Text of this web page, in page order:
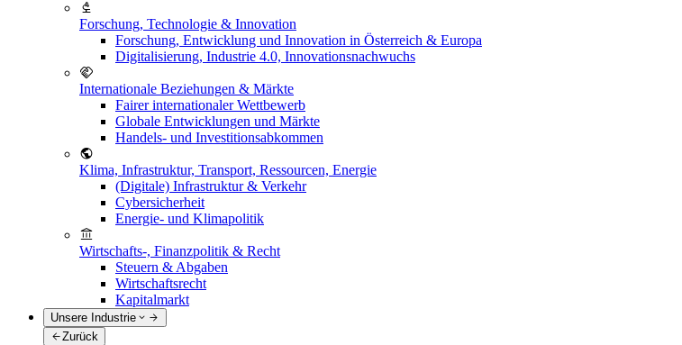
Forschung, Technologie & Innovation
Forschung, Entwicklung und Innovation in Österreich & Europa
Digitalisierung, Industrie 4.0, Innovationsnachwuchs
Internationale Beziehungen & Märkte
Fairer internationaler Wettbewerb
Globale Entwicklungen und Märkte
Handels- und Investitionsabkommen
Klima, Infrastruktur, Transport, Ressourcen, Energie
(Digitale) Infrastruktur & Verkehr
Cybersicherheit
Energie- und Klimapolitik
Wirtschafts-, Finanzpolitik & Recht
Steuern & Abgaben
Wirtschaftsrecht
Kapitalmarkt
Unsere Industrie
Zurück